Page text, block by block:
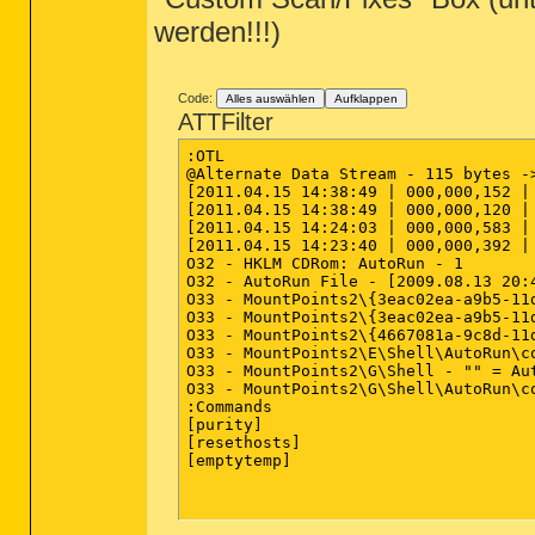
========== Vista Active Open Ports
"{091CB9E0-F08C-4017-9F2F-
"{1BA3273B-15F1-409E-AD13-
"{3388CA16-8DE7-4A91-8140-
"{340C600A-EDDF-48DE-85F4-
"{5175F0C7-75AC-4FD3-BB31-
"{6D9DC392-8865-4182-974B-
"{9D78771D-8DB8-4A06-9331-
"{A6DA3B37-36FC-4E73-B91B-
"{A8A95C39-7036-42D8-A59B-
"{AE5EF06A-AB20-4FA7-9BBB-
"{B4DE46BC-C5D2-4521-B691-
"{B5E8B9E7-5B64-433E-BB93-
"{C6E19DBB-D9C2-4584-8E51-
"{F693DC77-E1CF-4373-9D3C-
"{FFCE21CE-B5F1-4066-9B51-
========== Vista Active Application
"{00A62BA5-95E9-4D47-BF06-
"{01465BDA-1B69-4177-BAD0-
"{04D41C17-CA88-4628-BB7D-
"{0F220284-5822-4237-9D86-
werden!!!)
Code: Alles auswählen Aufklappen
ATTFilter
:OTL
@Alternate Data Stream - 115 bytes ->
[2011.04.15 14:38:49 |
[2011.04.15 14:38:49 |
[2011.04.15 14:24:03 |
[2011.04.15 14:23:40 |
O32 - HKLM CDRom: AutoRun - 1
O32 - AutoRun File - [2009.08.13
O33 - MountPoints2\{3eac02ea-a9b5-
O33 - MountPoints2\{3eac02ea-a9b5-
O33 - MountPoints2\{4667081a-9c8d-
O33 -
O33 - MountPoints2\G\Shell - "" =
O33 -
:Commands
[purity]
[resethosts]
[emptytemp]